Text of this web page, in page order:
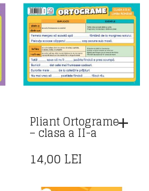
Pliant Ortograme
– clasa a II-a
14,00 LEI